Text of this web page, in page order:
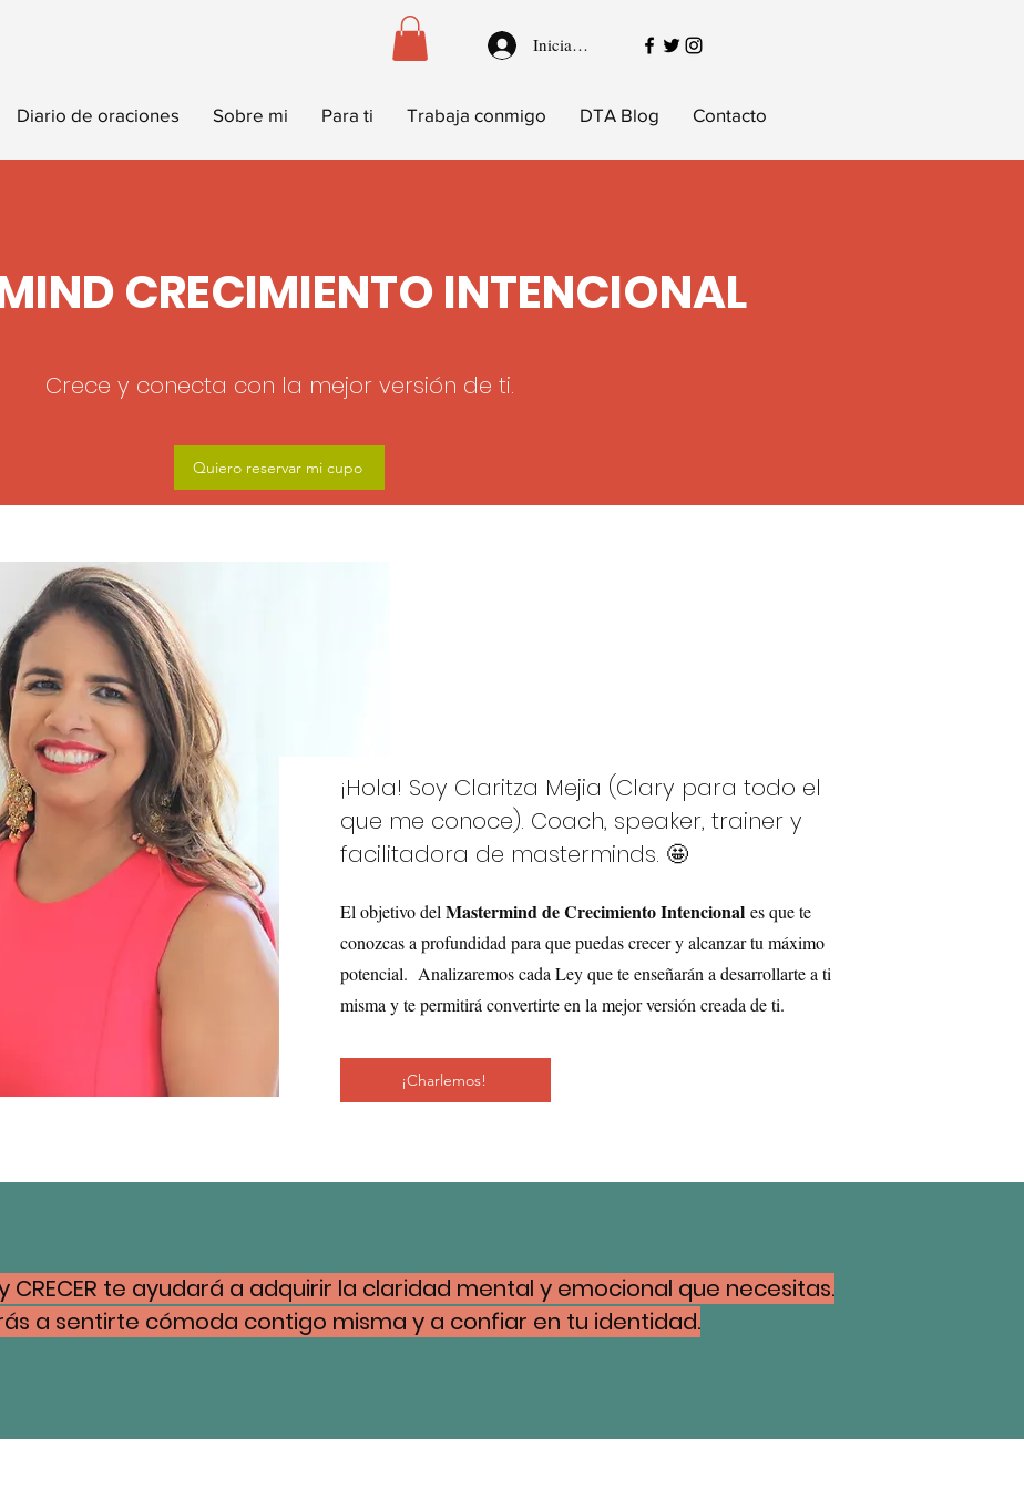
Iniciar sesión
Diario de oraciones Sobre mi Para ti Trabaja conmigo DTA Blog Contacto
CRECIMIENTO INTENCIONAL
Crece y conecta con la mejor versión de ti.
Quiero reservar mi cupo
¡Hola! Soy Claritza Mejia (Clary para todo el
que me conoce). Coach, speaker, trainer y
facilitadora de masterminds. 🤩
El objetivo del Mastermind de Crecimiento Intencional es que te
conozcas a profundidad para que puedas crecer y alcanzar tu máximo
potencial. Analizaremos cada Ley que te enseñarán a desarrollarte a ti
misma y te permitirá convertirte en la mejor versión creada de ti.
¡Charlemos!
te ayudará a adquirir la claridad mental y emocional que necesitas.
a sentirte cómoda contigo misma y a confiar en tu identidad.